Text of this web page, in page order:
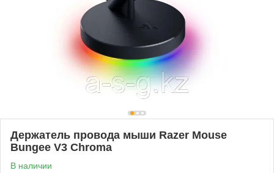
Держатель провода мыши Razer Mouse
Bungee V3 Chroma
В наличии